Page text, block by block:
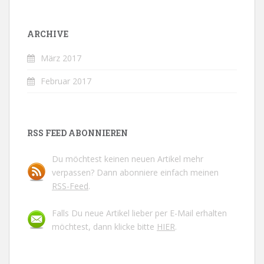
ARCHIVE
März 2017
Februar 2017
RSS FEED ABONNIEREN
Du möchtest keinen neuen Artikel mehr
verpassen? Dann abonniere einfach meinen
RSS-Feed.
Falls Du neue Artikel lieber per E-Mail erhalten
möchtest, dann klicke bitte HIER.